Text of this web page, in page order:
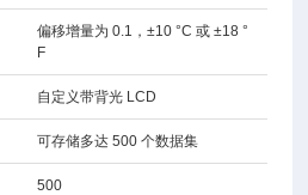
偏移增量为 0.1，±10 °C 或 ±18 °
F
自定义带背光 LCD
可存储多达 500 个数据集
500